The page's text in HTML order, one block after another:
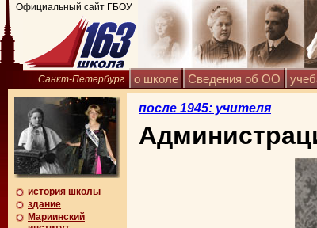
Официальный сайт ГБОУ
Санкт-Петербург о школе Сведения об ОО
история школы
здание
Мариинский
после 1945: учителя